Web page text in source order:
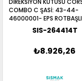
DİREKSİYON KUTUSU
COMBO C ŞASİ: 43-44-
46000001- EPS ROTBAŞLI
SIS-264414T
₺8.926,26